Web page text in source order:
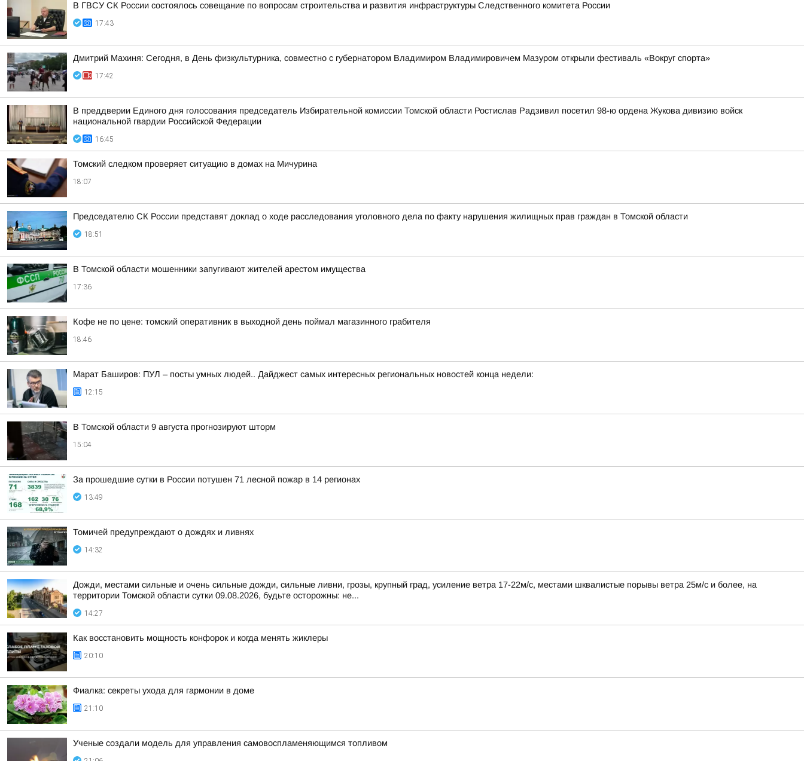
В ГВСУ СК России состоялось совещание по вопросам строительства и развития инфраструктуры Следственного комитета России
17:43
Дмитрий Махиня: Сегодня, в День физкультурника, совместно с губернатором Владимиром Владимировичем Мазуром открыли фестиваль «Вокруг спорта»
17:42
В преддверии Единого дня голосования председатель Избирательной комиссии Томской области Ростислав Радзивил посетил 98-ю ордена Жукова дивизию войск
национальной гвардии Российской Федерации
16:45
Томский следком проверяет ситуацию в домах на Мичурина
18:07
Председателю СК России представят доклад о ходе расследования уголовного дела по факту нарушения жилищных прав граждан в Томской области
18:51
В Томской области мошенники запугивают жителей арестом имущества
17:36
Кофе не по цене: томский оперативник в выходной день поймал магазинного грабителя
18:46
Марат Баширов: ПУЛ – посты умных людей.. Дайджест самых интересных региональных новостей конца недели:
12:15
В Томской области 9 августа прогнозируют шторм
15:04
За прошедшие сутки в России потушен 71 лесной пожар в 14 регионах
13:49
Томичей предупреждают о дождях и ливнях
14:32
Дожди, местами сильные и очень сильные дожди, сильные ливни, грозы, крупный град, усиление ветра 17-22м/с, местами шквалистые порывы ветра 25м/с и более, на
территории Томской области сутки 09.08.2026, будьте осторожны: не...
14:27
Как восстановить мощность конфорок и когда менять жиклеры
20:10
Фиалка: секреты ухода для гармонии в доме
21:10
Ученые создали модель для управления самовоспламеняющимся топливом